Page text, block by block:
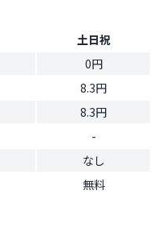
土日祝
0円
8.3円
8.3円
-
なし
無料